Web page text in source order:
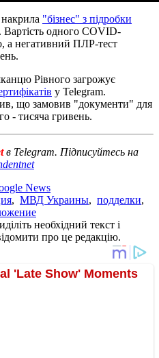
"бізнес" з підробки
. Вартість одного COVID-
а негативний ПЛР-тест
Рівного загрожує
у Telegram.
що замовив "документи" для
- тисяча гривень.
в Telegram. Підписуйтесь на
News
, МВД Украины, подделки,
необхідний текст і
про це редакцію.